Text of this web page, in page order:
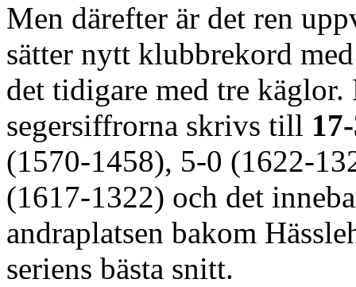
Men därefter är det ren
sätter nytt klubbrekord
det tidigare med tre käglor.
segersiffrorna skrivs till
(1570-1458), 5-0 (1622-
(1617-1322) och det
andraplatsen bakom
seriens bästa snitt.